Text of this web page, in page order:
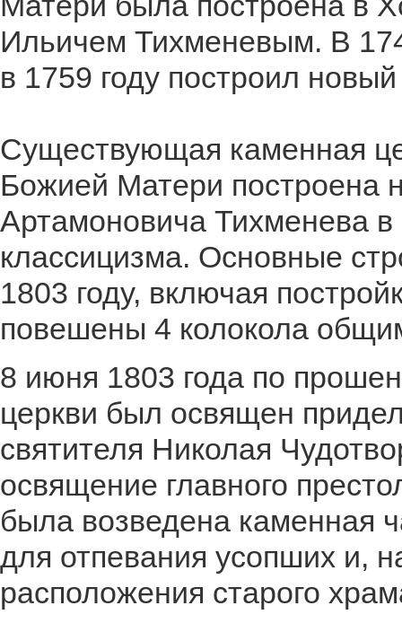
Ильичем Тихменевым. В
в 1759 году построил
Существующая каменная
Божией Матери построена
Артамоновича Тихменева в
классицизма. Основные
1803 году, включая
повешены 4 колокола
8 июня 1803 года по
церкви был освящен
cвятителя Николая
освящение главного
была возведена каменная
для отпевания усопших и,
расположения старого